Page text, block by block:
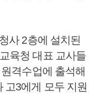
사 2층에 설치된
육청 대표 교사들
격수업에 출석해
고3에게 모두 지원